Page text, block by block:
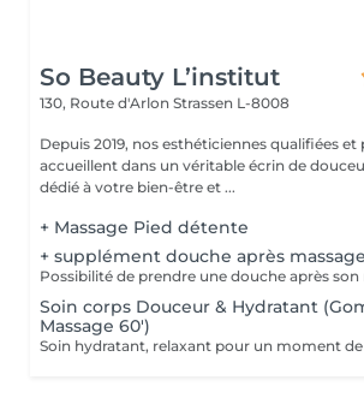
So Beauty L’institut
130, Route d'Arlon Strassen L-8008
Depuis 2019, nos esthéticiennes qualifiées et
accueillent dans un véritable écrin de
dédié à votre bien-être et ...
+ Massage Pied détente
+ supplément douche après massage
Possibilité de prendre une douche après son
Soin corps Douceur & Hydratant
Massage 60')